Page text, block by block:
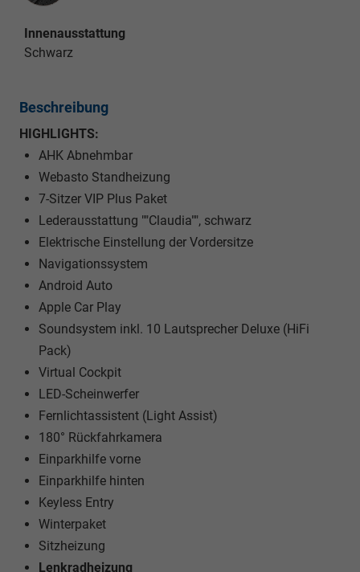
Innenausstattung
Schwarz
Beschreibung
HIGHLIGHTS:
AHK Abnehmbar
Webasto Standheizung
7-Sitzer VIP Plus Paket
Lederausstattung ""Claudia"", schwarz
Elektrische Einstellung der Vordersitze
Navigationssystem
Android Auto
Apple Car Play
Soundsystem inkl. 10 Lautsprecher Deluxe (HiFi
Pack)
Virtual Cockpit
LED-Scheinwerfer
Fernlichtassistent (Light Assist)
180° Rückfahrkamera
Einparkhilfe vorne
Einparkhilfe hinten
Keyless Entry
Winterpaket
Sitzheizung
Lenkradheizung